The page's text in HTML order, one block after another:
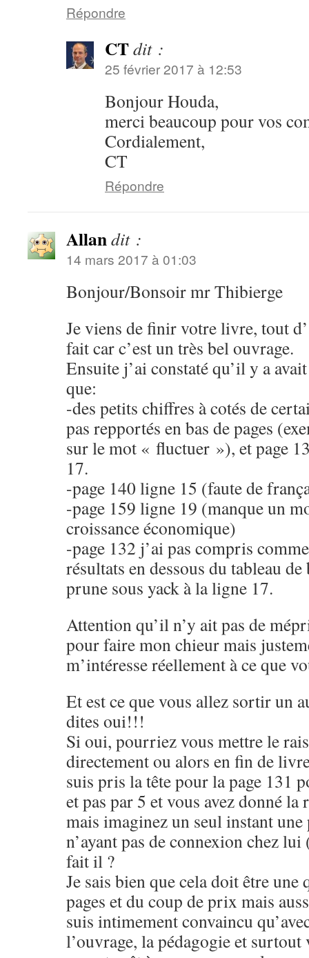
Répondre
CTdit :
25 février 2017 à 12:53
Bonjour Houda,
merci beaucoup pour vos
Cordialement,
CT
Répondre
Allandit :
14 mars 2017 à 01:03
Bonjour/Bonsoir mr Thibierge
Je viens de finir votre livre, tout
fait car c’est un très bel ouvrage.
Ensuite j’ai constaté qu’il y a
que:
-des petits chiffres à cotés de
pas repportés en bas de pages
sur le mot « fluctuer »), et page
17.
-page 140 ligne 15 (faute de
-page 159 ligne 19 (manque un
croissance économique)
-page 132 j’ai pas compris
résultats en dessous du tableau
prune sous yack à la ligne 17.
Attention qu’il n’y ait pas de
pour faire mon chieur mais
m’intéresse réellement à ce que
Et est ce que vous allez sortir un
dites oui!!!
Si oui, pourriez vous mettre le
directement ou alors en fin de
suis pris la tête pour la page 131
et pas par 5 et vous avez donné
mais imaginez un seul instant
n’ayant pas de connexion chez
fait il ?
Je sais bien que cela doit être une
pages et du coup de prix mais
suis intimement convaincu
l’ouvrage, la pédagogie et